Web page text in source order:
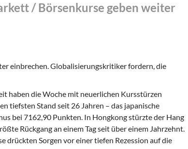
/ Börsenkurse geben weiter
einbrechen. Globalisierungskritiker fordern, die
haben die Woche mit neuerlichen Kursstürzen
tiefsten Stand seit 26 Jahren – das japanische
bei 7162,90 Punkten. In Hongkong stürzte der Hang
Rückgang an einem Tag seit über einem Jahrzehnt.
drückten Sorgen vor einer tiefen Rezession auf die